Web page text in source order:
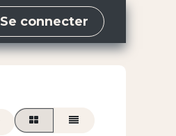
Se connecter